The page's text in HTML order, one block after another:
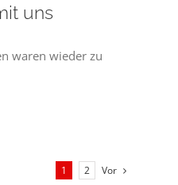
uns
waren wieder zu
1 2 Vor